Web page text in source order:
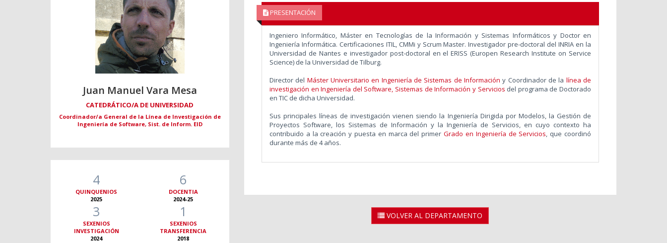
Juan Manuel Vara Mesa
CATEDRÁTICO/A DE UNIVERSIDAD
Coordinador/a General de la Línea de Investigación de
Ingeniería de Software, Sist. de Inform. EID
4
QUINQUENIOS
2025
6
DOCENTIA
2024-25
3
SEXENIOS
INVESTIGACIÓN
2024
1
SEXENIOS
TRANSFERENCIA
2018
PRESENTACIÓN
Ingeniero Informático, Máster en Tecnologías de la Información y Sistemas Informáticos y Doctor en
Ingeniería Informática. Certificaciones ITIL, CMMi y Scrum Master. Investigador pre-doctoral del INRIA en la
Universidad de Nantes e investigador post-doctoral en el ERISS (Europen Research Institute on Service
Science) de la Universidad de Tilburg.
Director del Máster Universitario en Ingeniería de Sistemas de Información y Coordinador de la línea de
investigación en Ingeniería del Software, Sistemas de Información y Servicios del programa de Doctorado
en TIC de dicha Universidad.
Sus principales líneas de investigación vienen siendo la Ingeniería Dirigida por Modelos, la Gestión de
Proyectos Software, los Sistemas de Información y la Ingeniería de Servicios, en cuyo contexto ha
contribuido a la creación y puesta en marca del primerGrado en Ingeniería de Servicios , que coordinó
durante más de 4 años.
VOLVER AL DEPARTAMENTO